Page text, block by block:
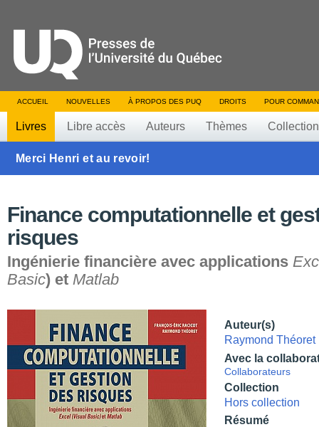
ACCUEIL NOUVELLES À PROPOS DES PUQ DROITS POUR
Livres Libre accès Auteurs Thèmes
Merci Henri et au revoir!
Finance computationnelle et
risques
Ingénierie financière avec applications
Basic) et Matlab
Auteur(s)
Raymond Théoret
Avec la
Collaborateurs
Collection
Hors collection
Résumé